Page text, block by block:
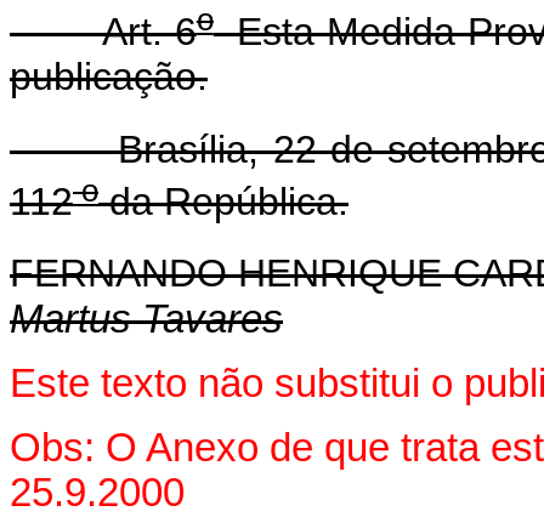
Art. 6oEsta Medida
publicação.
Brasília, 22 de setembro
112oda República.
FERNANDO HENRIQUE
Martus Tavares
Este texto não substitui o
Obs: O Anexo de que trata
25.9.2000